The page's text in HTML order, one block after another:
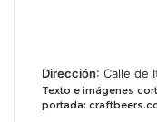
Dirección: Calle de
Texto e imágenes
portada: